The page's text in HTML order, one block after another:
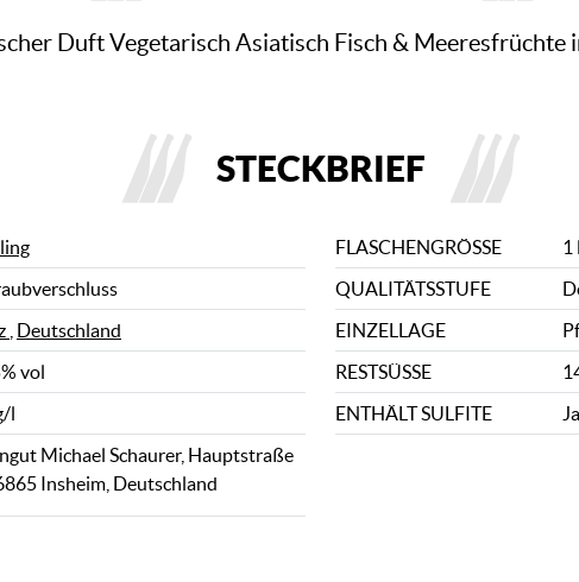
Duft Vegetarisch Asiatisch Fisch & Meeresfrüchte
STECKBRIEF
FLASCHENGRÖSSE
1 l
QUALITÄTSSTUFE
Deutschland EINZELLAGE
vol RESTSÜSSE
l ENTHÄLT SULFITE
Ja
Michael Schaurer, Hauptstraße
Insheim, Deutschland